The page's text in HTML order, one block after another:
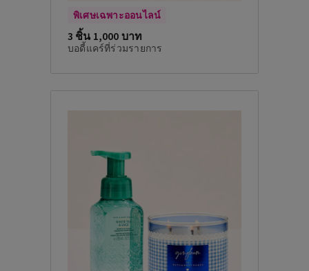
พิเศษเฉพาะออนไลน์
3 ชิ้น 1,000 บาท
บอดี้แคร์ที่ร่วมรายการ